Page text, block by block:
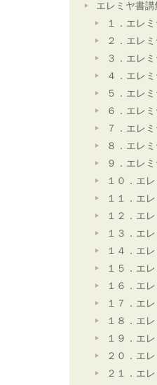
エレミヤ書講
１．エレ
２．エレ
３．エレ
４．エレ
５．エレ
６．エレ
７．エレ
８．エレ
９．エレ
１０．エ
１１．エ
１２．エ
１３．エ
１４．エ
１５．エ
１６．エ
１７．エ
１８．エ
１９．エ
２０．エ
２１．エ